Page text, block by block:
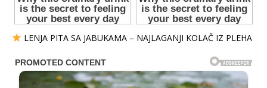
LENJA PITA SA JABUKAMA – NAJLAGANJI KOLAČ IZ PLEHA